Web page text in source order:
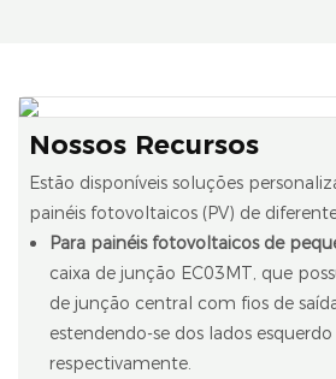
Nossos Recursos
Estão disponíveis soluções
painéis fotovoltaicos (PV) de
Para painéis fotovoltaicos de
caixa de junção EC03MT, que
de junção central com fios de
estendendo-se dos lados
respectivamente.